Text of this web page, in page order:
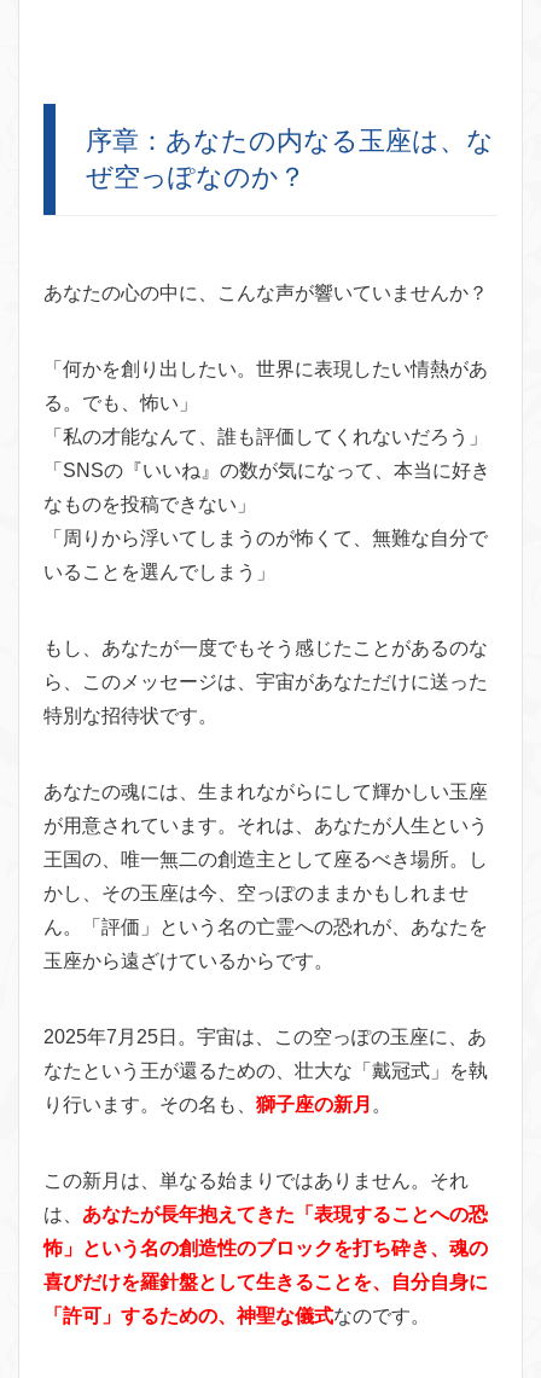
序章：あなたの内なる玉座は、な
ぜ空っぽなのか？
あなたの心の中に、こんな声が響いていませんか？
「何かを創り出したい。世界に表現したい情熱があ
る。でも、怖い」
「私の才能なんて、誰も評価してくれないだろう」
「SNSの『いいね』の数が気になって、本当に好き
なものを投稿できない」
「周りから浮いてしまうのが怖くて、無難な自分で
いることを選んでしまう」
もし、あなたが一度でもそう感じたことがあるのな
ら、このメッセージは、宇宙があなただけに送った
特別な招待状です。
あなたの魂には、生まれながらにして輝かしい玉座
が用意されています。それは、あなたが人生という
王国の、唯一無二の創造主として座るべき場所。し
かし、その玉座は今、空っぽのままかもしれませ
ん。「評価」という名の亡霊への恐れが、あなたを
玉座から遠ざけているからです。
2025年7月25日。宇宙は、この空っぽの玉座に、あ
なたという王が還るための、壮大な「戴冠式」を執
り行います。その名も、 獅子座の新月 。
この新月は、単なる始まりではありません。それ
は、 あなたが長年抱えてきた「表現することへの恐
怖」という名の創造性のブロックを打ち砕き、魂の
喜びだけを羅針盤として生きることを、自分自身に
「許可」するための、神聖な儀式なのです。